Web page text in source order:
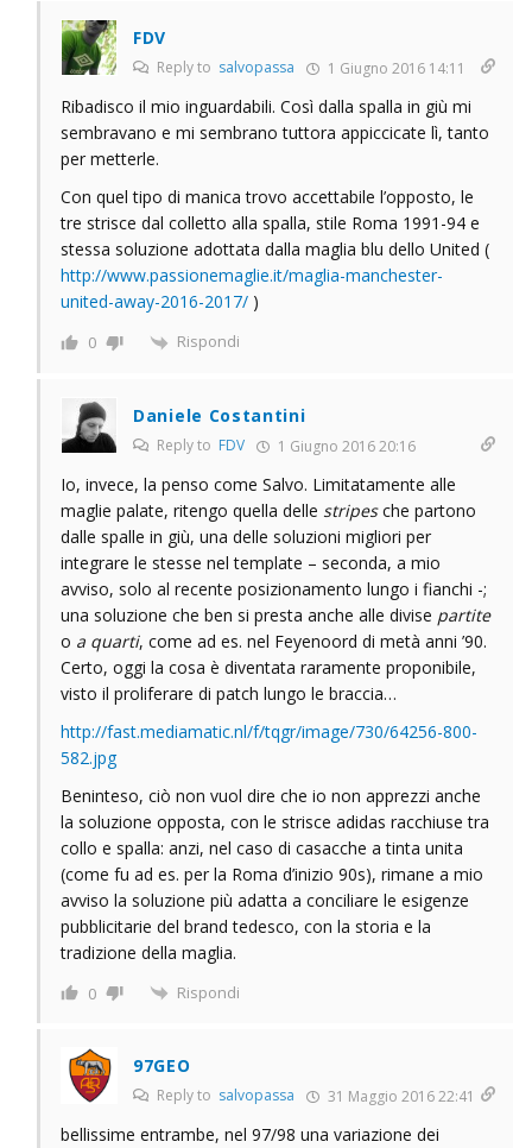
FDV
Reply to salvopassa 1 Giugno 2016 14:11
Ribadisco il mio inguardabili. Così dalla spalla in giù mi
sembravano e mi sembrano tuttora appiccicate lì, tanto
per metterle.
Con quel tipo di manica trovo accettabile l’opposto, le
tre strisce dal colletto alla spalla, stile Roma 1991-94 e
stessa soluzione adottata dalla maglia blu dello United (
http://www.passionemaglie.it/maglia-manchester-
united-away-2016-2017/ )
0 Rispondi
Daniele Costantini
Reply to FDV 1 Giugno 2016 20:16
Io, invece, la penso come Salvo. Limitatamente alle
maglie palate, ritengo quella delle stripesche partono
dalle spalle in giù, una delle soluzioni migliori per
integrare le stesse nel template – seconda, a mio
avviso, solo al recente posizionamento lungo i fianchi -;
una soluzione che ben si presta anche alle divise partite
o a quarti, come ad es. nel Feyenoord di metà anni ’90.
Certo, oggi la cosa è diventata raramente proponibile,
visto il proliferare di patch lungo le braccia…
http://fast.mediamatic.nl/f/tqgr/image/730/64256-800-
582.jpg
Beninteso, ciò non vuol dire che io non apprezzi anche
la soluzione opposta, con le strisce adidas racchiuse tra
collo e spalla: anzi, nel caso di casacche a tinta unita
(come fu ad es. per la Roma d’inizio 90s), rimane a mio
avviso la soluzione più adatta a conciliare le esigenze
pubblicitarie del brand tedesco, con la storia e la
tradizione della maglia.
0 Rispondi
97GEO
Reply to salvopassa 31 Maggio 2016 22:41
bellissime entrambe, nel 97/98 una variazione dei